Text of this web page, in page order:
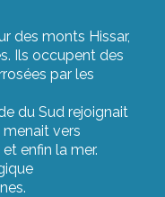
des monts Hissar,
Ils occupent des
par les
du Sud rejoignait
menait vers
et enfin la mer.